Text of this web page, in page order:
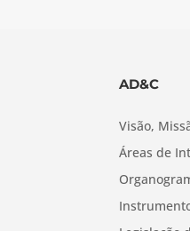
AD&C
Visão,
Áreas de